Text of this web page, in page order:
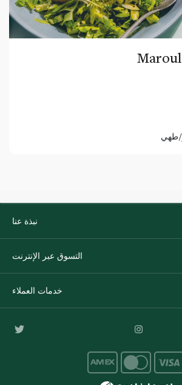
طهي
نبذة عنا
التسوق عبر الإنترنت
خدمات العملاء